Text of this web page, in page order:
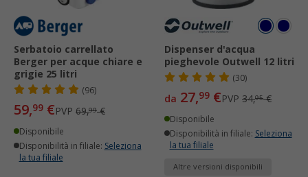
Serbatoio carrellato
Berger per acque chiare e
grigie 25 litri
(96)
59,99 €PVP 69,99€
Disponibile
Disponibilità in filiale: Seleziona
la tua filiale
Dispenser d'acqua
pieghevole Outwell 12 litri
(30)
da 27,99 €PVP 34,95€
Disponibile
Disponibilità in filiale: Seleziona
la tua filiale
Altre versioni disponibili